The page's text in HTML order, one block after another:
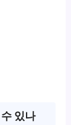
있나